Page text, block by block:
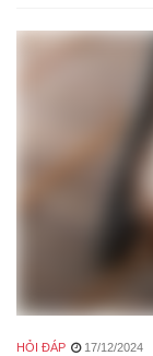
HỎI ĐÁP 17/12/2024